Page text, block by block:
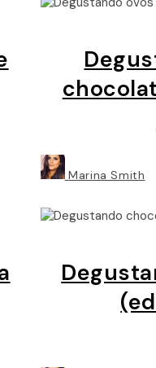
Marina Smith